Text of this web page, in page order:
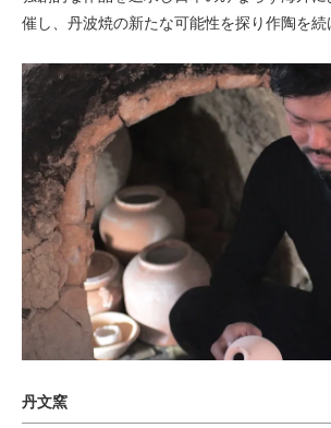
催し、丹波焼の新たな可能性を探り作陶を続
丹文窯